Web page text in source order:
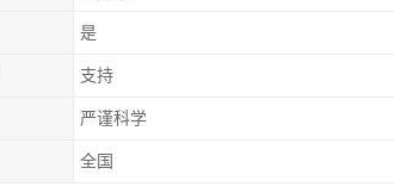
是
支持
严谨科学
全国